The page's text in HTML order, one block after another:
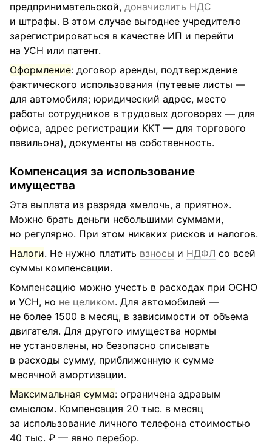
предпринимательской, доначислить НДС
и штрафы. В этом случае выгоднее учредителю
зарегистрироваться в качестве ИП и перейти
на УСН или патент.
Оформление: договор аренды, подтверждение
фактического использования (путевые листы —
для автомобиля; юридический адрес, место
работы сотрудников в трудовых договорах — для
офиса, адрес регистрации ККТ — для торгового
павильона), документы на собственность.
Компенсация за использование
имущества
Эта выплата из разряда «мелочь, а приятно».
Можно брать деньги небольшими суммами,
но регулярно. При этом никаких рисков и налогов.
Налоги. Не нужно платить взносы и НДФЛ со всей
суммы компенсации.
Компенсацию можно учесть в расходах при ОСНО
и УСН, но не целиком. Для автомобилей —
не более 1500 в месяц, в зависимости от объема
двигателя. Для другого имущества нормы
не установлены, но безопасно списывать
в расходы сумму, приближенную к сумме
месячной амортизации.
Максимальная сумма: ограничена здравым
смыслом. Компенсация 20 тыс. в месяц
за использование личного телефона стоимостью
40 тыс. ₽ — явно перебор.